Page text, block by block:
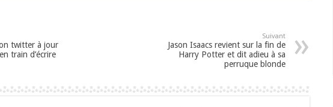
twitter à jour
train d’écrire
Suivant
Jason Isaacs revient sur la fin de
Harry Potter et dit adieu à sa
perruque blonde